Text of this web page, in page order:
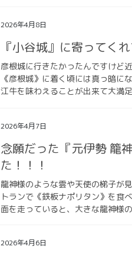
2026年4月8日
『小谷城』に寄ってく
彦根城に行きたかったんですけど
《彦根城》に着く頃には真っ暗に
江牛を味わえることが出来て大
2026年4月7日
念願だった『元伊勢 籠
た！！！
龍神様のような雲や天使の梯子が
トランで《鉄板ナポリタン》を食
面を走っていると、大きな龍神
2026年4月6日